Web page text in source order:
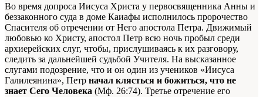
Во время допроса Иисуса Христа у первосвященника Анны и
беззаконного суда в доме Каиафы исполнилось пророчество
Спасителя об отречении от Него апостола Петра. Движимый
любовью ко Христу, апостол Петр всю ночь пробыл среди
архиерейских слуг, чтобы, прислушиваясь к их разговору,
следить за дальнейшей судьбой Учителя. На высказанное
слугами подозрение, что и он один из учеников «Иисуса
Галилеянина», Петр начал клясться и божиться, что не
знает Сего Человека (Мф. 26:74). Третье отречение его